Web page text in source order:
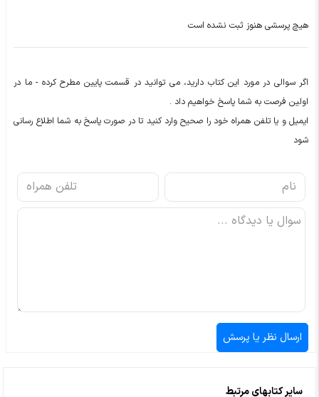
هیچ پرسشی هنوز ثبت نشده است
اگر سوالی در مورد این کتاب دارید، می توانید در قسمت پایین مطرح کرده - ما در
اولین فرصت به شما پاسخ خواهیم داد .
ایمیل و یا تلفن همراه خود را صحیح وارد کنید تا در صورت پاسخ به شما اطلاع رسانی
شود
سایر کتابهای مرتبط